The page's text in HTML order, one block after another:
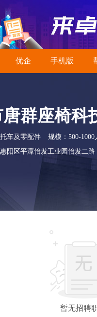
优企 手机版
群座椅科
车及零配件
规模：500-1000
阳区平潭怡发工业园怡发二路
暂无招聘